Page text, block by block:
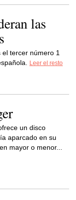
las
el tercer número 1
Leer el resto
un disco
aparcado en su
mayor o menor...